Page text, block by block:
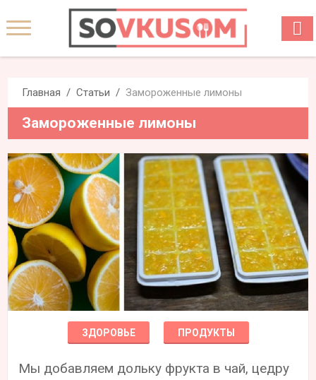
Главная Статьи Замороженные лимоны
Замороженные лимоны
ЗДОРОВЬЕ ПРОДУКТЫ
Мы добавляем дольку фрукта в чай, цедру